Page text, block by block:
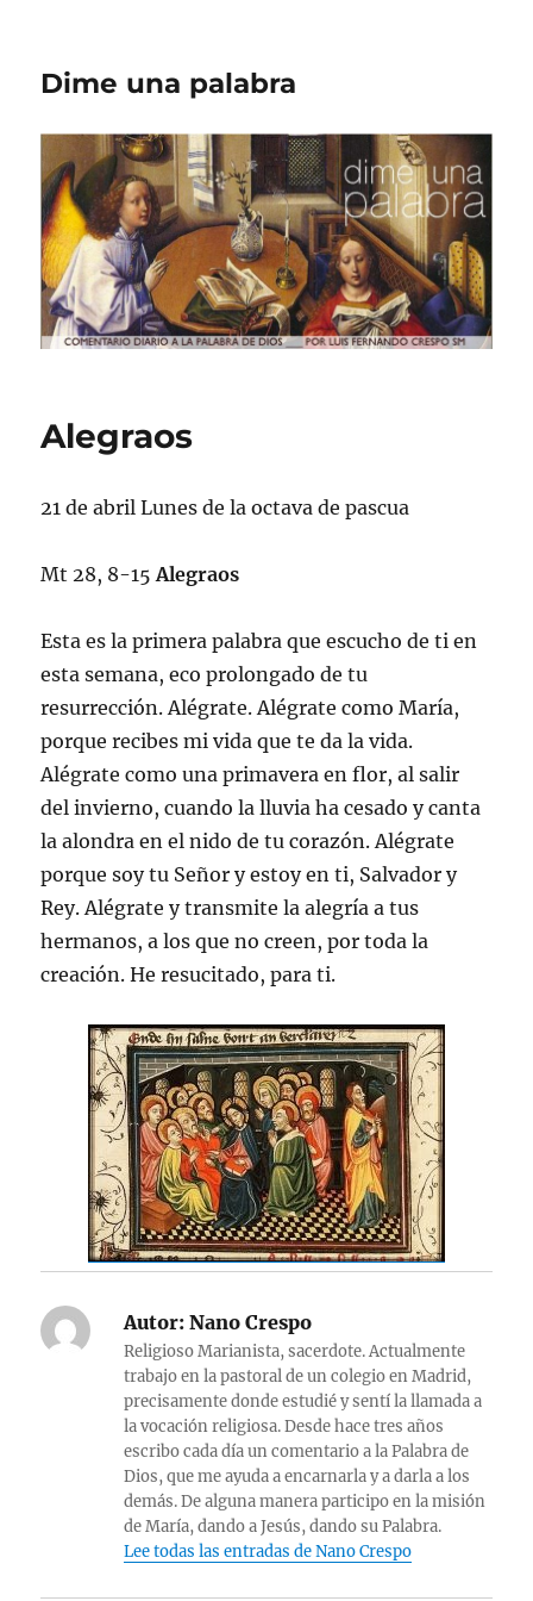
Dime una palabra
Alegraos
21 de abril Lunes de la octava de pascua
Mt 28, 8-15 Alegraos
Esta es la primera palabra que escucho de ti en
esta semana, eco prolongado de tu
resurrección. Alégrate. Alégrate como María,
porque recibes mi vida que te da la vida.
Alégrate como una primavera en flor, al salir
del invierno, cuando la lluvia ha cesado y canta
la alondra en el nido de tu corazón. Alégrate
porque soy tu Señor y estoy en ti, Salvador y
Rey. Alégrate y transmite la alegría a tus
hermanos, a los que no creen, por toda la
creación. He resucitado, para ti.
Autor: Nano Crespo
Religioso Marianista, sacerdote. Actualmente
trabajo en la pastoral de un colegio en Madrid,
precisamente donde estudié y sentí la llamada a
la vocación religiosa. Desde hace tres años
escribo cada día un comentario a la Palabra de
Dios, que me ayuda a encarnarla y a darla a los
demás. De alguna manera participo en la misión
de María, dando a Jesús, dando su Palabra.
Lee todas las entradas de Nano Crespo